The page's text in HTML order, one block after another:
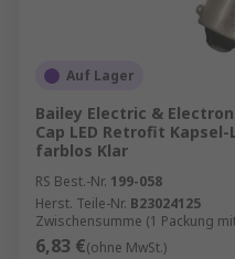
Auf Lager
Bailey Electric &
Cap LED Retrofit
farblos Klar
RS Best.-Nr. 199-058
Herst. Teile-Nr. B23024125
Zwischensumme (1 Packung
6,83 €(ohne MwSt.)